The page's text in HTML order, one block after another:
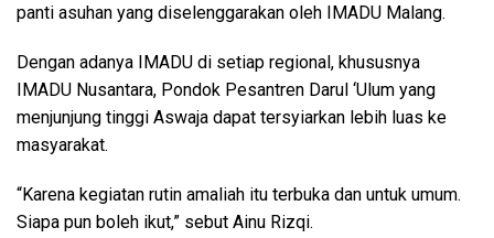
panti asuhan yang diselenggarakan oleh IMADU Malang.
Dengan adanya IMADU di setiap regional, khususnya
IMADU Nusantara, Pondok Pesantren Darul ‘Ulum yang
menjunjung tinggi Aswaja dapat tersyiarkan lebih luas ke
masyarakat.
“Karena kegiatan rutin amaliah itu terbuka dan untuk umum.
Siapa pun boleh ikut,” sebut Ainu Rizqi.